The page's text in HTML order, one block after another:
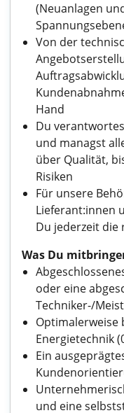
(Neuanlagen
Von der
Hand
Du
und managst
über Qualität,
Risiken
Für unsere
Lieferant:innen
Du jederzeit die
Was Du
oder eine
Techniker-/
Optimalerweise
Energietechnik
Ein
und eine